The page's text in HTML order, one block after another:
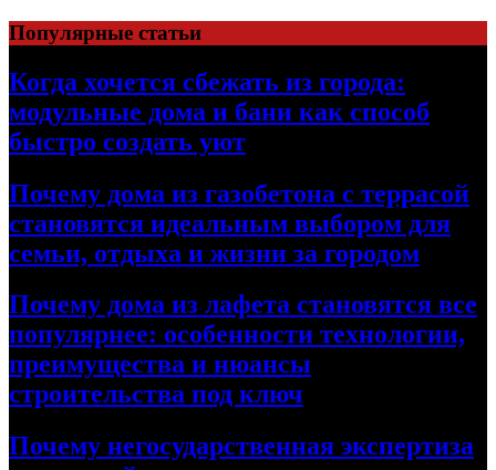
Перейти
к
содержимому
Популярные статьи
Когда хочется сбежать из города:
модульные дома и бани как способ
быстро создать уют
Почему дома из газобетона с террасой
становятся идеальным выбором для
семьи, отдыха и жизни за городом
Почему дома из лафета становятся все
популярнее: особенности технологии,
преимущества и нюансы
строительства под ключ
Почему негосударственная экспертиза